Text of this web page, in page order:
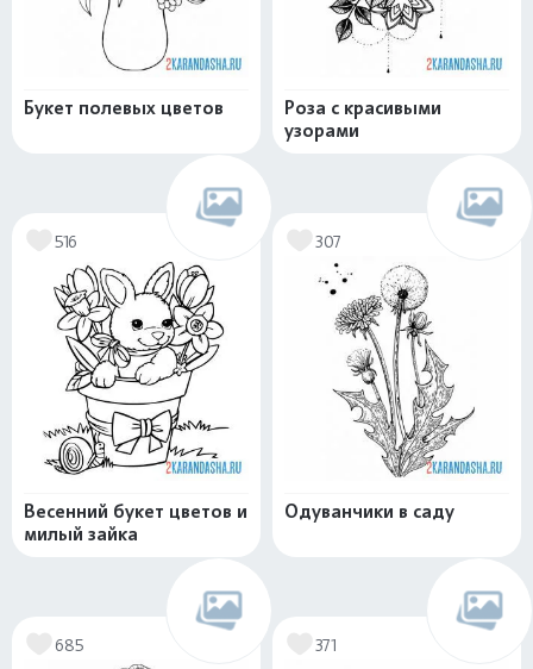
Букет полевых цветов
Роза с красивыми
узорами
516
Весенний букет цветов и
милый зайка
307
Одуванчики в саду
685 371